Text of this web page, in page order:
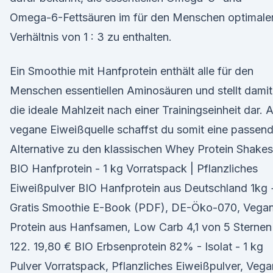
Omega-6-Fettsäuren im für den Menschen
Verhältnis von 1 : 3 zu enthalten.
Ein Smoothie mit Hanfprotein enthält alle für den
Menschen essentiellen Aminosäuren und stellt damit
die ideale Mahlzeit nach einer Trainingseinheit dar.
vegane Eiweißquelle schaffst du somit eine
Alternative zu den klassischen Whey Protein
BIO Hanfprotein - 1 kg Vorratspack | Pflanzliches
Eiweißpulver BIO Hanfprotein aus Deutschland 1kg
Gratis Smoothie E-Book (PDF), DE-Öko-070,
Protein aus Hanfsamen, Low Carb 4,1 von 5 Sternen
122. 19,80 € BIO Erbsenprotein 82% - Isolat - 1 kg
Pulver Vorratspack, Pflanzliches Eiweißpulver,